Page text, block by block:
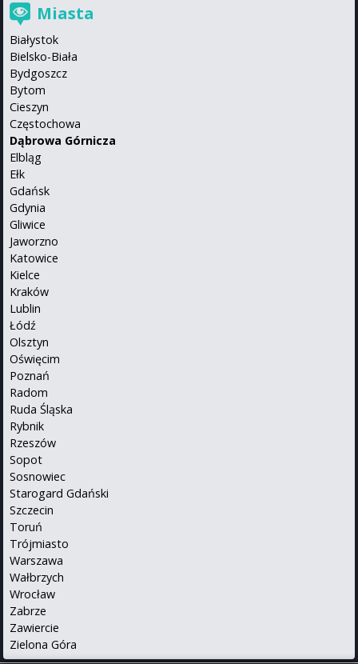
Miasta
Białystok
Bielsko-Biała
Bydgoszcz
Bytom
Cieszyn
Częstochowa
Dąbrowa Górnicza
Elbląg
Ełk
Gdańsk
Gdynia
Gliwice
Jaworzno
Katowice
Kielce
Kraków
Lublin
Łódź
Olsztyn
Oświęcim
Poznań
Radom
Ruda Śląska
Rybnik
Rzeszów
Sopot
Sosnowiec
Starogard Gdański
Szczecin
Toruń
Trójmiasto
Warszawa
Wałbrzych
Wrocław
Zabrze
Zawiercie
Zielona Góra